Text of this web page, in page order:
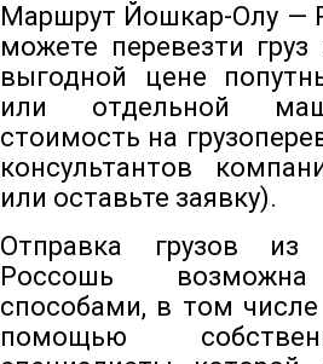
Маршрут Йошкар-Олу —
можете перевезти
выгодной цене
или отдельной
стоимость на
консультантов
или оставьте заявку).
Отправка грузов
Россошь возможна
способами, в том
помощью